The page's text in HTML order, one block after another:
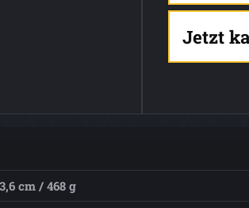
Jetzt
cm / 468 g